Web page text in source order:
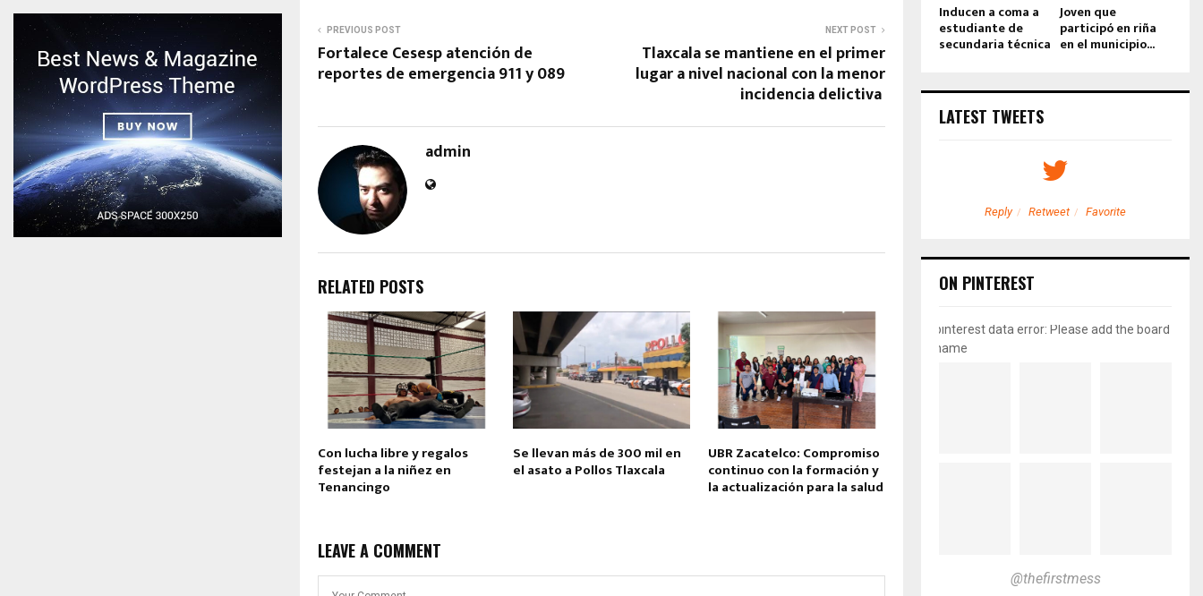
PREVIOUS POST
Fortalece Cesesp atención de
reportes de emergencia 911 y 089
NEXT POST
Tlaxcala se mantiene en el primer
lugar a nivel nacional con la menor
incidencia delictiva
admin
RELATED POSTS
Con lucha libre y regalos
festejan a la niñez en
Tenancingo
Se llevan más de 300 mil en
el asato a Pollos Tlaxcala
UBR Zacatelco: Compromiso
continuo con la formación y
la actualización para la salud
LEAVE A COMMENT
Inducen a coma a
estudiante de
secundaria técnica
Joven que
participó en riña
en el municipio...
LATEST TWEETS
Reply Retweet Favorite
ON PINTEREST
pinterest data error: Please add the board
name
@thefirstmess